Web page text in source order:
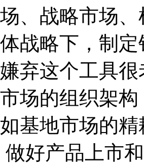
、战略市场
战略下，制
弃这个工具
场的组织架
基地市场的
好产品上市